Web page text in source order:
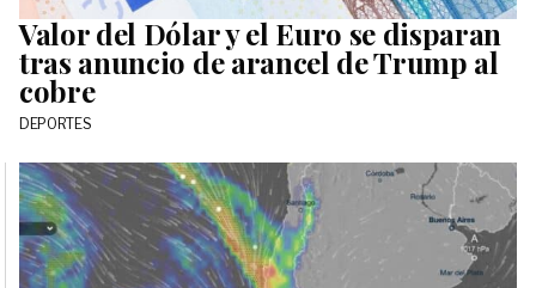
Valor del Dólar y el Euro se disparan
tras anuncio de arancel de Trump al
cobre
DEPORTES